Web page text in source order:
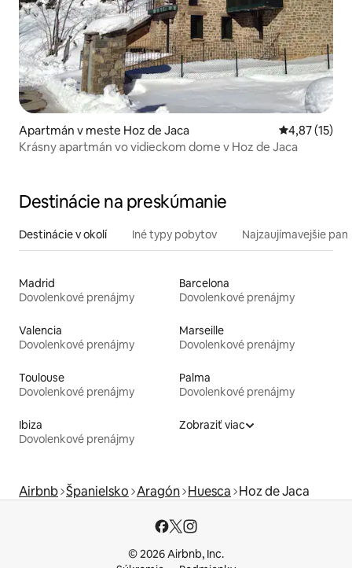
Apartmán v meste Hoz de Jaca Priemerné
4,87 (15)
Krásny apartmán vo vidieckom dome v Hoz de Jaca
Destinácie na preskúmanie
Destinácie v okolí Iné typy pobytov Najzaujímavejšie
Madrid
Dovolenkové prenájmy
Barcelona
Dovolenkové prenájmy
Valencia
Dovolenkové prenájmy
Marseille
Dovolenkové prenájmy
Toulouse
Dovolenkové prenájmy
Palma
Dovolenkové prenájmy
Ibiza
Dovolenkové prenájmy
Zobraziť viac
Airbnb Španielsko Aragón Huesca Hoz de Jaca
© 2026 Airbnb, Inc.